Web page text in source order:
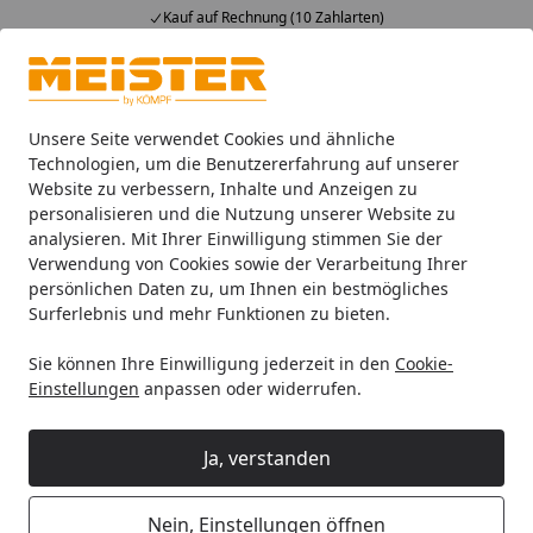
Unsere Seite verwendet Cookies und ähnliche
Technologien, um die Benutzererfahrung auf unserer
Website zu verbessern, Inhalte und Anzeigen zu
personalisieren und die Nutzung unserer Website zu
analysieren. Mit Ihrer Einwilligung stimmen Sie der
Verwendung von Cookies sowie der Verarbeitung Ihrer
persönlichen Daten zu, um Ihnen ein bestmögliches
Surferlebnis und mehr Funktionen zu bieten.
Sie können Ihre Einwilligung jederzeit in den Cookie-
Einstellungen anpassen oder widerrufen.
Ja, verstanden
Nein, Einstellungen öffnen
Kauf auf Rechnung (10 Zahlarten)
Alle Produkte
Mein Konto
Suchen
Startseite
Leisten Meister Deckenleisten Meister
MEISTER Vierkant-
Deckenabschlussleiste 2380 x 15 x
40 mm 20103 Softwood weiß